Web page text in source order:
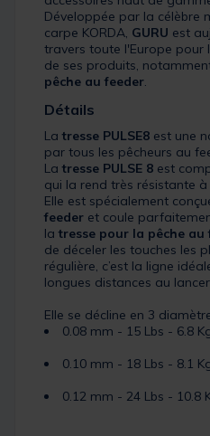
Développée par la célèbre
carpe KORDA, GURU est
travers toute l'Europe pour
de ses produits,
pêche au feeder.
Détails
La tresse PULSE8 est une
par tous les pêcheurs au
La tresse PULSE 8 est
qui la rend très résistante à
Elle est spécialement
feeder et coule
la tresse pour la pêche au
de déceler les touches les
régulière, c’est la ligne
longues distances au
Elle se décline en 3
0.08 mm - 15 Lbs - 6.8
0.10 mm - 18 Lbs - 8.1
0.12 mm - 24 Lbs - 10.8